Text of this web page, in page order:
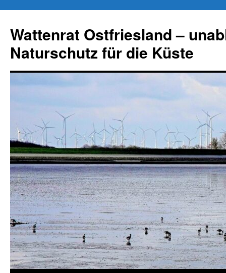
springen
Wattenrat Ostfriesland –
Naturschutz für die Küste